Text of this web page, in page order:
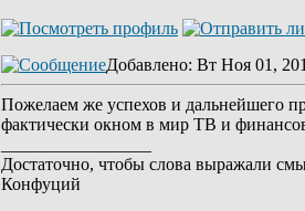
Добавлено: Вт Ноя 01,
Пожелаем же успехов и дальнейшего
фактически окном в мир ТВ и
Достаточно, чтобы слова выражали
Конфуций